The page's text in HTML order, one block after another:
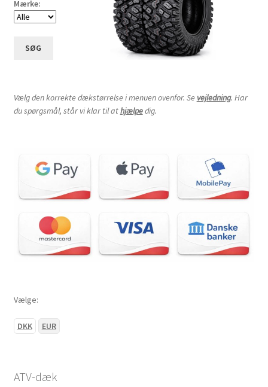
Mærke:
SØG
Vælg den korrekte dækstørrelse i menuen ovenfor. Se vejledning. Har
du spørgsmål, står vi klar til athjælpedig.
Vælge:
DKK EUR
ATV-dæk